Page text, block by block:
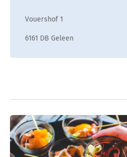
Vouershof 1
6161 DB Geleen